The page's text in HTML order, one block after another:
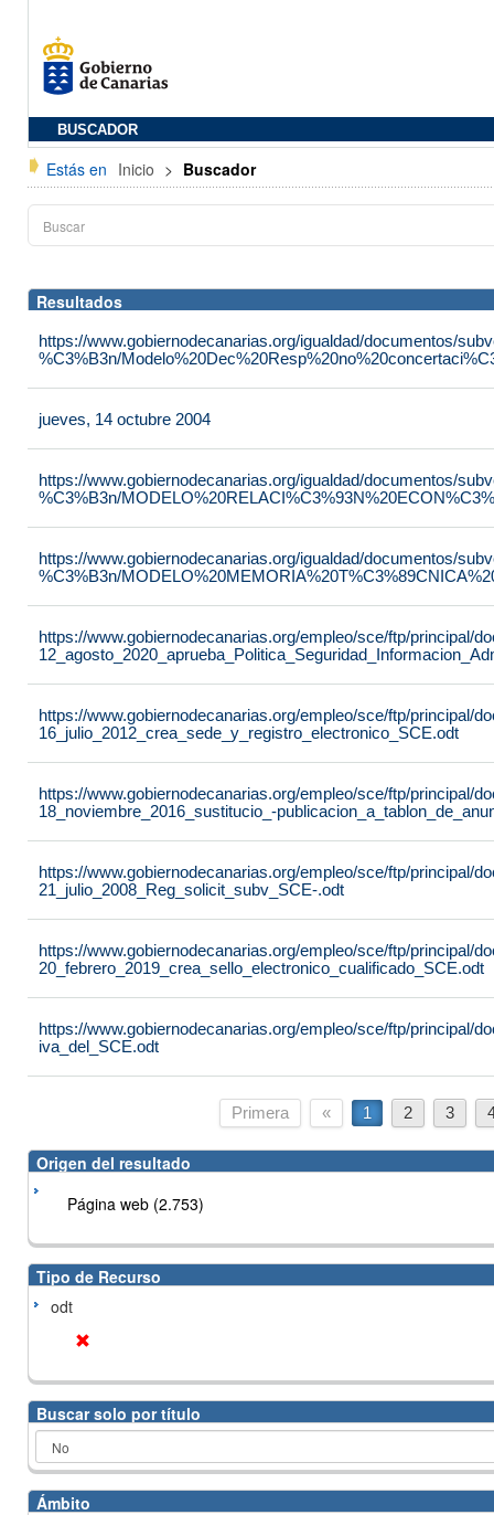
BUSCADOR
Estás en Inicio > Buscador
Resultados
https://www.gobiernodecanarias.org/igualdad/documentos/
%C3%B3n/
jueves, 14 octubre 2004
https://www.gobiernodecanarias.org/igualdad/documentos/
%C3%B3n/
https://www.gobiernodecanarias.org/igualdad/documentos/
%C3%B3n/
https://www.gobiernodecanarias.org/empleo/sce/ftp/principal/
https://www.gobiernodecanarias.org/empleo/sce/ftp/principal/
16_julio_2012_crea_sede_y_registro_electronico_SCE.odt
https://www.gobiernodecanarias.org/empleo/sce/ftp/principal/
18_noviembre_2016_sustitucio_-
https://www.gobiernodecanarias.org/empleo/sce/ftp/principal/
21_julio_2008_Reg_solicit_subv_SCE-.odt
https://www.gobiernodecanarias.org/empleo/sce/ftp/principal/
20_febrero_2019_crea_sello_electronico_cualificado_SCE.odt
https://www.gobiernodecanarias.org/empleo/sce/ftp/principal/
iva_del_SCE.odt
Primera « 1 2 3
Origen del resultado
Página web (2.753)
Tipo de Recurso
odt
Buscar solo por título
Ámbito